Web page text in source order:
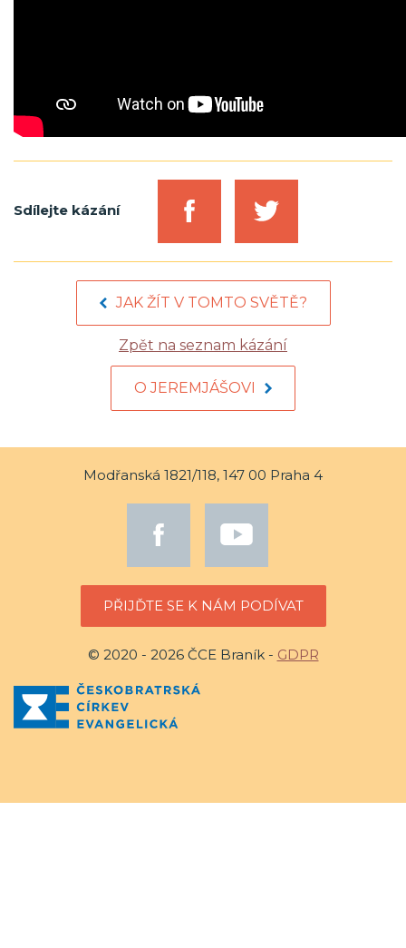
Sdílejte kázání
JAK ŽÍT V TOMTO SVĚTĚ?
Zpět na seznam kázání
O JEREMJÁŠOVI
Modřanská 1821/118, 147 00 Praha 4
PŘIJĎTE SE K NÁM PODÍVAT
© 2020 - 2026 ČCE Braník - GDPR